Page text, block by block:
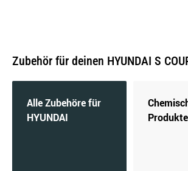
Zubehör für deinen HYUNDAI S
Alle Zubehöre für
HYUNDAI
Produkte